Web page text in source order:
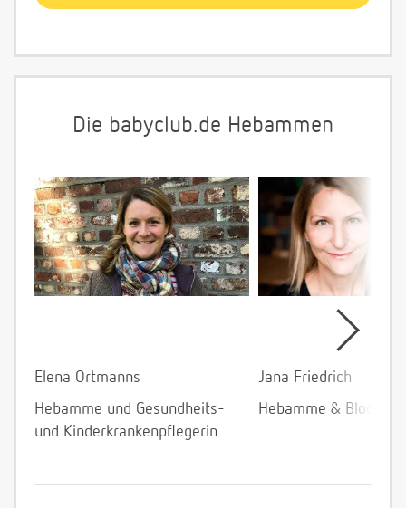
Die babyclub.de Hebammen
Elena Ortmanns
Hebamme und Gesundheits-
und Kinderkrankenpflegerin
Jana Friedrich
Hebamme &